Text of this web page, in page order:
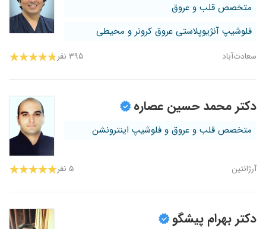
متخصص قلب و عروق
فلوشیپ آنژیوپلاستی عروق کرونر و محیطی
سعادت‌آباد ۳۹۵ نفر
دکتر محمد حسین عصاره
متخصص قلب و عروق و فلوشیپ اینترونشن
آرژانتین ۵ نفر
دکتر بهرام پیشگو